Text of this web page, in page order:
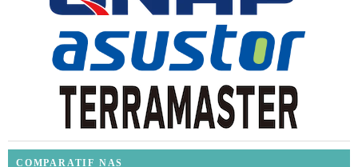
COMPARATIF NAS